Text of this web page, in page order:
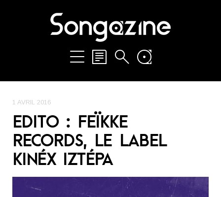
1 AVRIL 2016
EDITO : FEÏKKE
RECORDS, LE LABEL
KINÉX IZTÉPA